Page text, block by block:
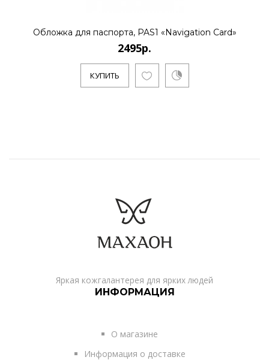
Обложка для паспорта, PAS1 «Navigation Card»
2495р.
КУПИТЬ
Яркая кожгалантерея для ярких людей
ИНФОРМАЦИЯ
О магазине
Информация о доставке